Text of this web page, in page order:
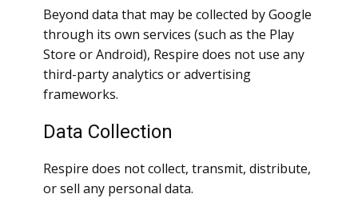
Beyond data that may be collected by Google
through its own services (such as the Play
Store or Android), Respire does not use any
third-party analytics or advertising
frameworks.
Data Collection
Respire does not collect, transmit, distribute,
or sell any personal data.